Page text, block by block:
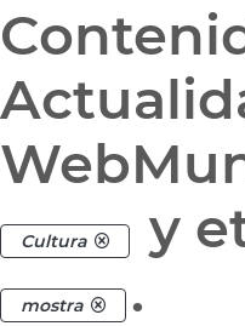
Cultura y
mostra .